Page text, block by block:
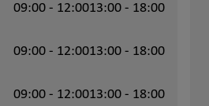
09:00 - 12:0013:00 - 18:00
09:00 - 12:0013:00 - 18:00
09:00 - 12:0013:00 - 18:00